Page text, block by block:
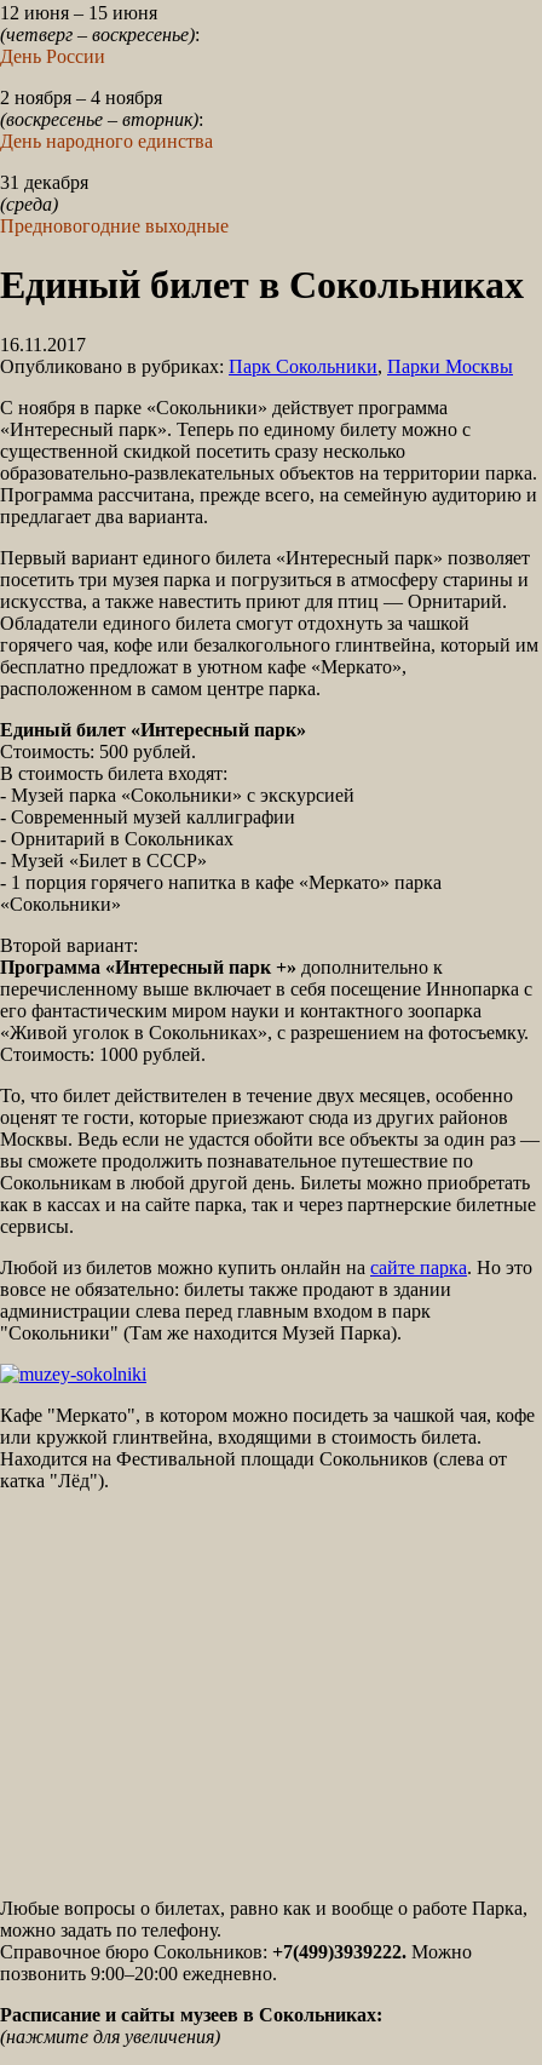
12 июня – 15 июня
(четверг – воскресенье):
День России
2 ноября – 4 ноября
(воскресенье – вторник):
День народного единства
31 декабря
(среда)
Предновогодние выходные
Единый билет в Сокольниках
16.11.2017
Опубликовано в рубриках: Парк Сокольники, Парки Москвы
С ноября в парке «Сокольники» действует программа
«Интересный парк». Теперь по единому билету можно с
существенной скидкой посетить сразу несколько
образовательно-развлекательных объектов на территории парка.
Программа рассчитана, прежде всего, на семейную аудиторию и
предлагает два варианта.
Первый вариант единого билета «Интересный парк» позволяет
посетить три музея парка и погрузиться в атмосферу старины и
искусства, а также навестить приют для птиц — Орнитарий.
Обладатели единого билета смогут отдохнуть за чашкой
горячего чая, кофе или безалкогольного глинтвейна, который им
бесплатно предложат в уютном кафе «Меркато»,
расположенном в самом центре парка.
Единый билет «Интересный парк»
Стоимость: 500 рублей.
В стоимость билета входят:
- Музей парка «Сокольники» с экскурсией
- Современный музей каллиграфии
- Орнитарий в Сокольниках
- Музей «Билет в СССР»
- 1 порция горячего напитка в кафе «Меркато» парка
«Сокольники»
Второй вариант:
Программа «Интересный парк +» дополнительно к
перечисленному выше включает в себя посещение Иннопарка с
его фантастическим миром науки и контактного зоопарка
«Живой уголок в Сокольниках», с разрешением на фотосъемку.
Стоимость: 1000 рублей.
То, что билет действителен в течение двух месяцев, особенно
оценят те гости, которые приезжают сюда из других районов
Москвы. Ведь если не удастся обойти все объекты за один раз —
вы сможете продолжить познавательное путешествие по
Сокольникам в любой другой день. Билеты можно приобретать
как в кассах и на сайте парка, так и через партнерские билетные
сервисы.
Любой из билетов можно купить онлайн на сайте парка. Но это
вовсе не обязательно: билеты также продают в здании
администрации слева перед главным входом в парк
"Сокольники" (Там же находится Музей Парка).
Кафе "Меркато", в котором можно посидеть за чашкой чая, кофе
или кружкой глинтвейна, входящими в стоимость билета.
Находится на Фестивальной площади Сокольников (слева от
катка "Лёд").
Любые вопросы о билетах, равно как и вообще о работе Парка,
можно задать по телефону.
Справочное бюро Сокольников: +7(499)3939222. Можно
позвонить 9:00–20:00 ежедневно.
Расписание и сайты музеев в Сокольниках:
(нажмите для увеличения)